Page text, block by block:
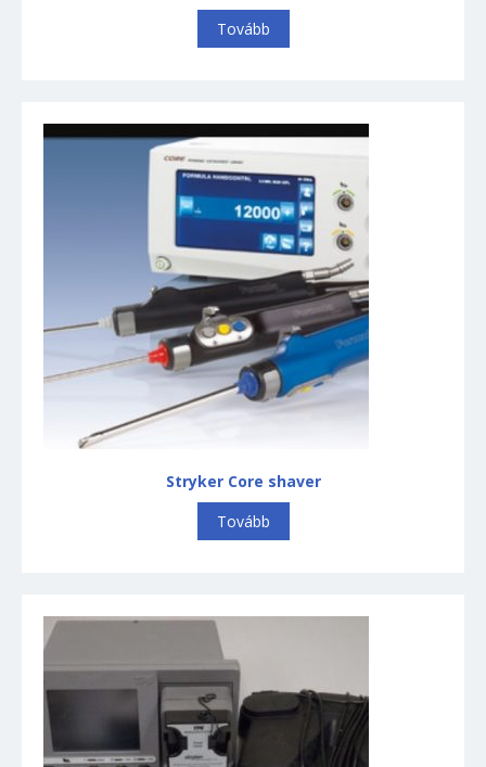
Tovább
Stryker Core shaver
Tovább